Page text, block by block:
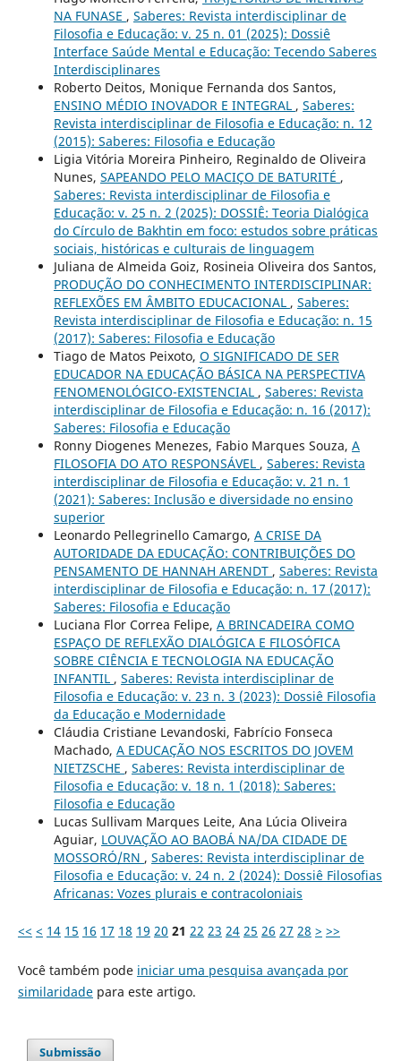
NA FUNASE , Saberes: Revista interdisciplinar de
Filosofia e Educação: v. 25 n. 01 (2025): Dossiê
Interface Saúde Mental e Educação: Tecendo Saberes
Interdisciplinares
Roberto Deitos, Monique Fernanda dos Santos,
ENSINO MÉDIO INOVADOR E INTEGRAL , Saberes:
Revista interdisciplinar de Filosofia e Educação: n. 12
(2015): Saberes: Filosofia e Educação
Ligia Vitória Moreira Pinheiro, Reginaldo de Oliveira
Nunes, SAPEANDO PELO MACIÇO DE BATURITÉ ,
Saberes: Revista interdisciplinar de Filosofia e
Educação: v. 25 n. 2 (2025): DOSSIÊ: Teoria Dialógica
do Círculo de Bakhtin em foco: estudos sobre práticas
sociais, históricas e culturais de linguagem
Juliana de Almeida Goiz, Rosineia Oliveira dos Santos,
PRODUÇÃO DO CONHECIMENTO INTERDISCIPLINAR:
REFLEXÕES EM ÂMBITO EDUCACIONAL , Saberes:
Revista interdisciplinar de Filosofia e Educação: n. 15
(2017): Saberes: Filosofia e Educação
Tiago de Matos Peixoto, O SIGNIFICADO DE SER
EDUCADOR NA EDUCAÇÃO BÁSICA NA PERSPECTIVA
FENOMENOLÓGICO-EXISTENCIAL , Saberes: Revista
interdisciplinar de Filosofia e Educação: n. 16 (2017):
Saberes: Filosofia e Educação
Ronny Diogenes Menezes, Fabio Marques Souza, A
FILOSOFIA DO ATO RESPONSÁVEL , Saberes: Revista
interdisciplinar de Filosofia e Educação: v. 21 n. 1
(2021): Saberes: Inclusão e diversidade no ensino
superior
Leonardo Pellegrinello Camargo, A CRISE DA
AUTORIDADE DA EDUCAÇÃO: CONTRIBUIÇÕES DO
PENSAMENTO DE HANNAH ARENDT , Saberes: Revista
interdisciplinar de Filosofia e Educação: n. 17 (2017):
Saberes: Filosofia e Educação
Luciana Flor Correa Felipe, A BRINCADEIRA COMO
ESPAÇO DE REFLEXÃO DIALÓGICA E FILOSÓFICA
SOBRE CIÊNCIA E TECNOLOGIA NA EDUCAÇÃO
INFANTIL , Saberes: Revista interdisciplinar de
Filosofia e Educação: v. 23 n. 3 (2023): Dossiê Filosofia
da Educação e Modernidade
Cláudia Cristiane Levandoski, Fabrício Fonseca
Machado, A EDUCAÇÃO NOS ESCRITOS DO JOVEM
NIETZSCHE , Saberes: Revista interdisciplinar de
Filosofia e Educação: v. 18 n. 1 (2018): Saberes:
Filosofia e Educação
Lucas Sullivam Marques Leite, Ana Lúcia Oliveira
Aguiar, LOUVAÇÃO AO BAOBÁ NA/DA CIDADE DE
MOSSORÓ/RN , Saberes: Revista interdisciplinar de
Filosofia e Educação: v. 24 n. 2 (2024): Dossiê Filosofias
Africanas: Vozes plurais e contracoloniais
<< < 14 15 16 17 18 19 20 21 22 23 24 25 26 27 28 > >>
Você também pode iniciar uma pesquisa avançada por
similaridadepara este artigo.
Submissão